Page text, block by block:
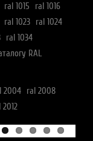
ral 1015
ral 1016
ral 1023 ral 1024
ral 1034
RAL
2004 ral 2008
2012